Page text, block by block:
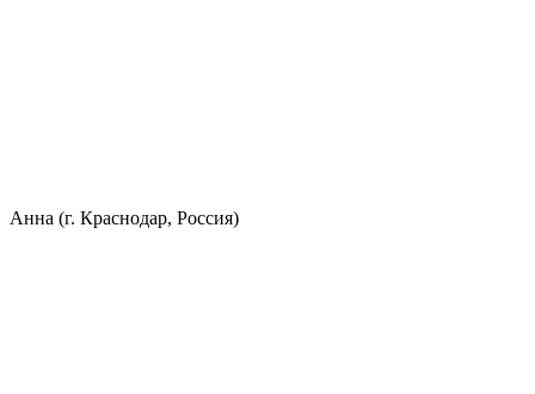
Анна (г. Краснодар, Россия)